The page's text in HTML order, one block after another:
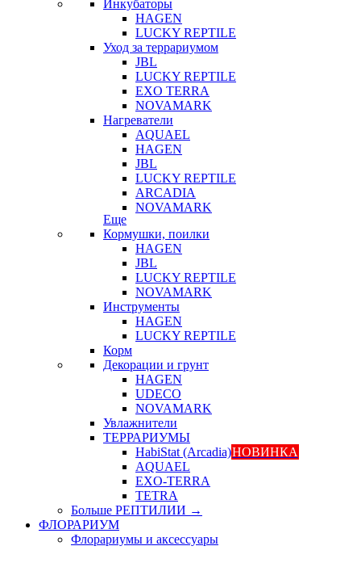
Инкубаторы
HAGEN
LUCKY REPTILE
Уход за террариумом
JBL
LUCKY REPTILE
EXO TERRA
NOVAMARK
Нагреватели
AQUAEL
HAGEN
JBL
LUCKY REPTILE
ARCADIA
NOVAMARK
Еще
Кормушки, поилки
HAGEN
JBL
LUCKY REPTILE
NOVAMARK
Инструменты
HAGEN
LUCKY REPTILE
Корм
Декорации и грунт
HAGEN
UDECO
NOVAMARK
Увлажнители
ТЕРРАРИУМЫ
HabiStat (Arcadia)НОВИНКА
AQUAEL
EXO-TERRA
TETRA
Больше РЕПТИЛИИ →
ФЛОРАРИУМ
Флорариумы и аксессуары